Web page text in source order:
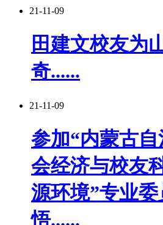
21-11-09
田建文校友为
奇......
21-11-09
参加“内蒙古
会经济与校友
源环境”专业
悟......